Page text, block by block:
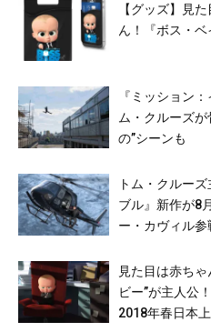
【グッズ】見
ん！『ボス・
『ミッション
ム・クルーズ
の”シーンも
トム・クルー
ブル』新作が8
ー・カヴィル参
見た目は赤ち
ビー”が主人公
2018年春日本